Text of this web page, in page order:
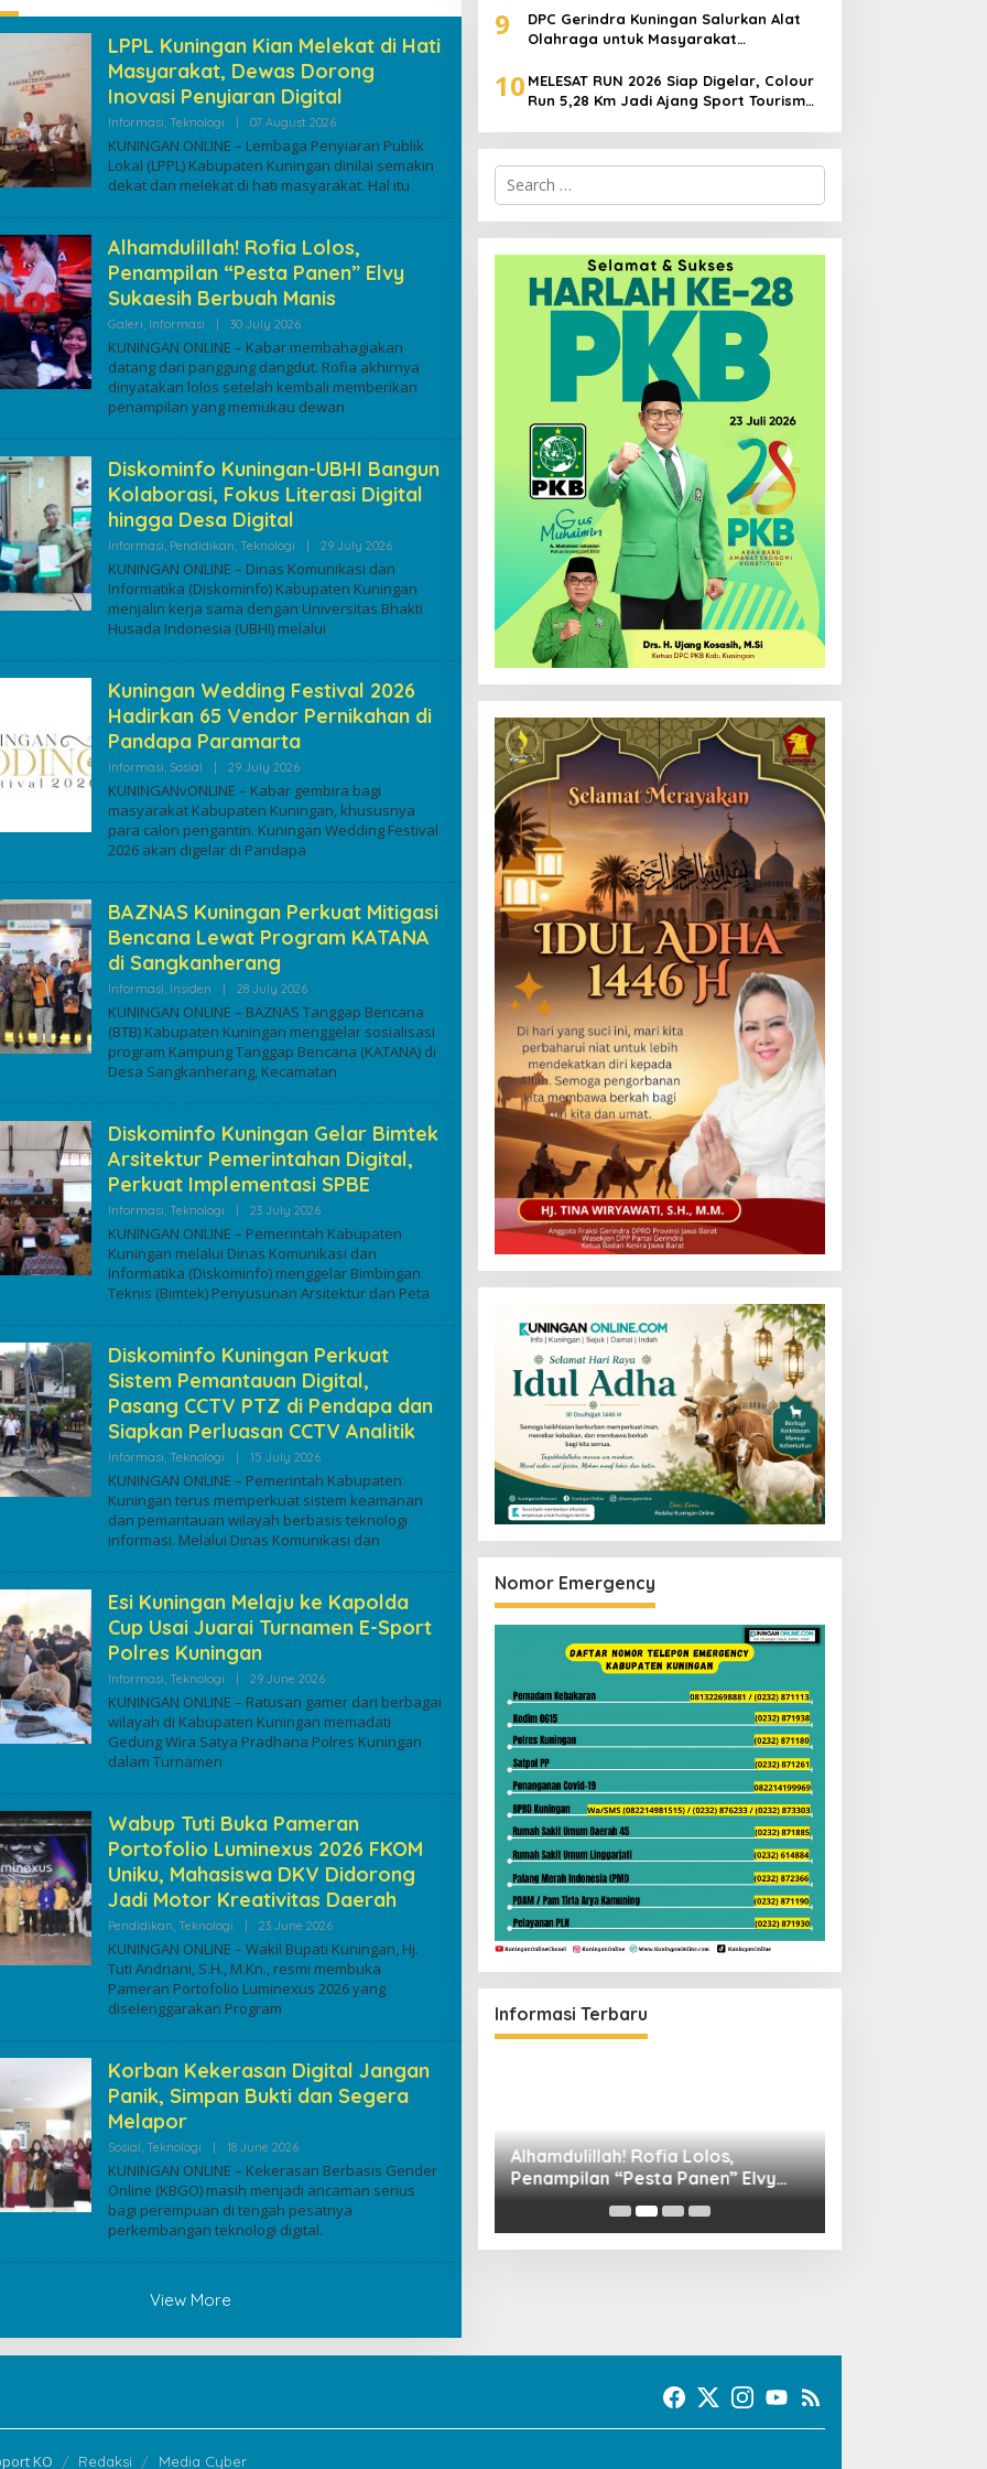
LPPL Kuningan Kian Melekat di Hati
Masyarakat, Dewas Dorong
Inovasi Penyiaran Digital
Informasi, Teknologi 07 August 2026By
KUNINGAN ONLINE – Lembaga Penyiaran Publik
Lokal (LPPL) Kabupaten Kuningan dinilai semakin
dekat dan melekat di hati masyarakat. Hal itu
Alhamdulillah! Rofia Lolos,
Penampilan “Pesta Panen” Elvy
Sukaesih Berbuah Manis
Galeri, Informasi 30 July 2026By
KUNINGAN ONLINE – Kabar membahagiakan
datang dari panggung dangdut. Rofia akhirnya
dinyatakan lolos setelah kembali memberikan
penampilan yang memukau dewan
Diskominfo Kuningan-UBHI Bangun
Kolaborasi, Fokus Literasi Digital
hingga Desa Digital
Informasi, Pendidikan, Teknologi 29 July 2026By
KUNINGAN ONLINE – Dinas Komunikasi dan
Informatika (Diskominfo) Kabupaten Kuningan
menjalin kerja sama dengan Universitas Bhakti
Husada Indonesia (UBHI) melalui
Kuningan Wedding Festival 2026
Hadirkan 65 Vendor Pernikahan di
Pandapa Paramarta
Informasi, Sosial 29 July 2026By
KUNINGANvONLINE – Kabar gembira bagi
masyarakat Kabupaten Kuningan, khususnya
para calon pengantin. Kuningan Wedding Festival
2026 akan digelar di Pandapa
BAZNAS Kuningan Perkuat Mitigasi
Bencana Lewat Program KATANA
di Sangkanherang
Informasi, Insiden 28 July 2026By
KUNINGAN ONLINE – BAZNAS Tanggap Bencana
(BTB) Kabupaten Kuningan menggelar sosialisasi
program Kampung Tanggap Bencana (KATANA) di
Desa Sangkanherang, Kecamatan
Diskominfo Kuningan Gelar Bimtek
Arsitektur Pemerintahan Digital,
Perkuat Implementasi SPBE
Informasi, Teknologi 23 July 2026By
KUNINGAN ONLINE – Pemerintah Kabupaten
Kuningan melalui Dinas Komunikasi dan
Informatika (Diskominfo) menggelar Bimbingan
Teknis (Bimtek) Penyusunan Arsitektur dan Peta
Diskominfo Kuningan Perkuat
Sistem Pemantauan Digital,
Pasang CCTV PTZ di Pendapa dan
Siapkan Perluasan CCTV Analitik
Informasi, Teknologi 15 July 2026By
KUNINGAN ONLINE – Pemerintah Kabupaten
Kuningan terus memperkuat sistem keamanan
dan pemantauan wilayah berbasis teknologi
informasi. Melalui Dinas Komunikasi dan
Esi Kuningan Melaju ke Kapolda
Cup Usai Juarai Turnamen E-Sport
Polres Kuningan
Informasi, Teknologi 29 June 2026By
KUNINGAN ONLINE – Ratusan gamer dari berbagai
wilayah di Kabupaten Kuningan memadati
Gedung Wira Satya Pradhana Polres Kuningan
dalam Turnamen
Wabup Tuti Buka Pameran
Portofolio Luminexus 2026 FKOM
Uniku, Mahasiswa DKV Didorong
Jadi Motor Kreativitas Daerah
Pendidikan, Teknologi 23 June 2026By
KUNINGAN ONLINE – Wakil Bupati Kuningan, Hj.
Tuti Andriani, S.H., M.Kn., resmi membuka
Pameran Portofolio Luminexus 2026 yang
diselenggarakan Program
Korban Kekerasan Digital Jangan
Panik, Simpan Bukti dan Segera
Melapor
Sosial, Teknologi 18 June 2026By
KUNINGAN ONLINE – Kekerasan Berbasis Gender
Online (KBGO) masih menjadi ancaman serius
bagi perempuan di tengah pesatnya
perkembangan teknologi digital.
View More
9
DPC Gerindra Kuningan Salurkan Alat
Olahraga untuk Masyarakat
Generasi Muda
10 MELESAT RUN 2026 Siap Digelar, Colour
Run 5,28 Km Jadi Ajang Sport Tourism
Search
for:
Nomor Emergency
Informasi Terbaru
LPPL Kuningan Kian Melekat di
Hati Masyarakat, Dewas Dorong
Inovasi Penyiaran Digital
Alhamdulillah! Rofia Lolos,
Penampilan “Pesta Panen” Elvy
Sukaesih Berbuah Manis
KO Redaksi Media Cyber